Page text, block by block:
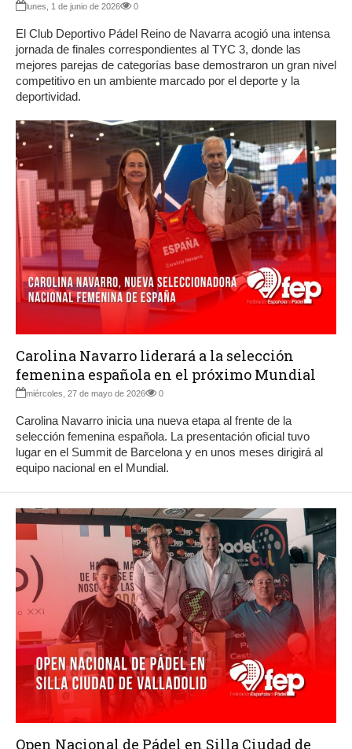
lunes, 1 de junio de 2026 0
El Club Deportivo Pádel Reino de Navarra acogió una intensa
jornada de finales correspondientes al TYC 3, donde las
mejores parejas de categorías base demostraron un gran nivel
competitivo en un ambiente marcado por el deporte y la
deportividad.
Carolina Navarro liderará a la selección
femenina española en el próximo Mundial
miércoles, 27 de mayo de 2026 0
Carolina Navarro inicia una nueva etapa al frente de la
selección femenina española. La presentación oficial tuvo
lugar en el Summit de Barcelona y en unos meses dirigirá al
equipo nacional en el Mundial.
Open Nacional de Pádel en Silla Ciudad de